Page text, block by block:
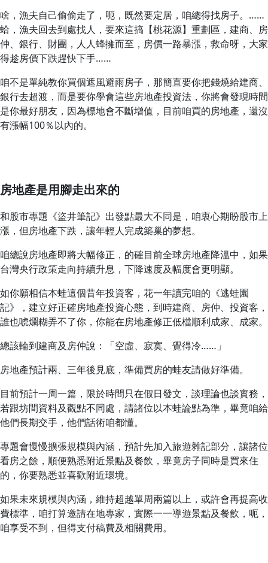
啥，漁夫自己偷偷走了，呃，既然要定居，咱總得找房子。……
蛤，漁夫回去到處找人，要來這搞【桃花源】重劃區，建商、房
仲、銀行、財團，人人蜂擁而至，房價一路暴漲，救命呀，大家
得趁房價下跌趕快下手……
咱不是單純教你買個遮風避雨房子，那簡直要你把錢燒給建商、
銀行去超渡，而是要你學會這些房地產投資法，你將會發現時間
是你最好朋友，因為標地會不斷增值，目前咱買的房地產，還沒
有漲幅100％以內的。
房地產是用腳走出來的
和股市專題《盜井筆記》出發點最大不同是，咱衷心期盼股市上
漲，但房地產下跌，讓年輕人完成築巢的夢想。
咱總說房地產即將大幅修正，的確目前全球房地產降溫中，如果
台灣央行政策走向持續升息，下降速度及幅度會更明顯。
如你願相信本蛙這個昔年投資客，花一年讀完咱的《逃蛙園
記》，建立好正確房地產投資心態，到時建商、房仲、投資客，
誰也唬爛糊弄不了你，你能在房地產修正低檔順利成家、成家。
總該輪到建商及房仲說：「空虛、寂寞、覺得冷……」
房地產預計兩、三年後見底，準備買房的蛙友請做好準備。
目前預計一周一篇，限於時間只在假日發文，談理論也談實務，
若跟坊間資料及觀點不同處，請諸位以本蛙論點為準，畢竟咱給
他們長期交手，他們話術咱都懂。
專題會慢慢擴張規模與內涵，預計先加入旅遊雜記部分，讓諸位
看房之餘，順便熟悉附近景點及餐飲，畢竟房子同時是買來住
的，你要熟悉並喜歡附近環境。
如果未來規模與內涵，維持超越單周兩篇以上，或許會再提高收
費標準，咱打算邀請在地專家，實際一一導遊景點及餐飲，呃，
咱享受不到，但得支付稿費及相關費用。